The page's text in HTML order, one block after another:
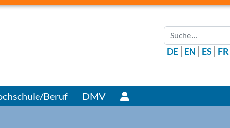
Suchen
DE EN ES FR
Beruf DMV